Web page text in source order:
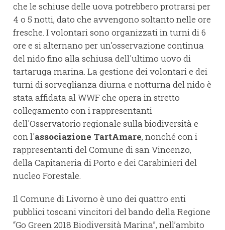
che le schiuse delle uova potrebbero protrarsi per
4 o 5 notti, dato che avvengono soltanto nelle ore
fresche. I volontari sono organizzati in turni di 6
ore e si alternano per un'osservazione continua
del nido fino alla schiusa dell'ultimo uovo di
tartaruga marina. La gestione dei volontari e dei
turni di sorveglianza diurna e notturna del nido è
stata affidata al WWF che opera in stretto
collegamento con i rappresentanti
dell'Osservatorio regionale sulla biodiversità e
con l'associazione TartAmare, nonché con i
rappresentanti del Comune di san Vincenzo,
della Capitaneria di Porto e dei Carabinieri del
nucleo Forestale.
Il Comune di Livorno è uno dei quattro enti
pubblici toscani vincitori del bando della Regione
“Go Green 2018 Biodiversità Marina”, nell’ambito